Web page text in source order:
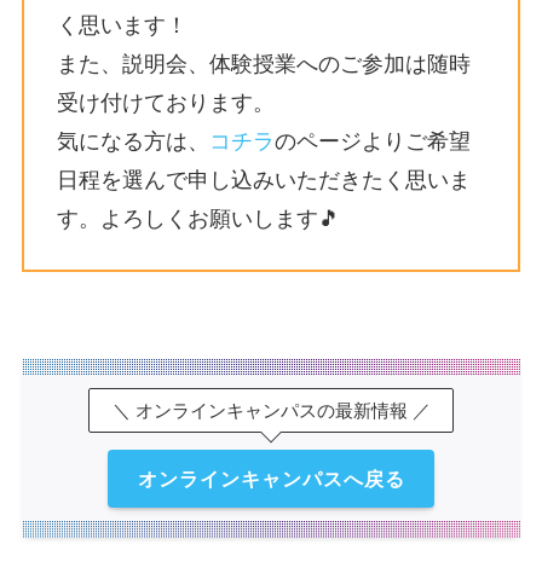
く思います！
また、説明会、体験授業へのご参加は随時
受け付けております。
気になる方は、
コチラのページよりご希望
日程を選んで申し込みいただきたく思いま
す。よろしくお願いします🎵
＼ オンラインキャンパスの最新情報 ／
オンラインキャンパスへ戻る